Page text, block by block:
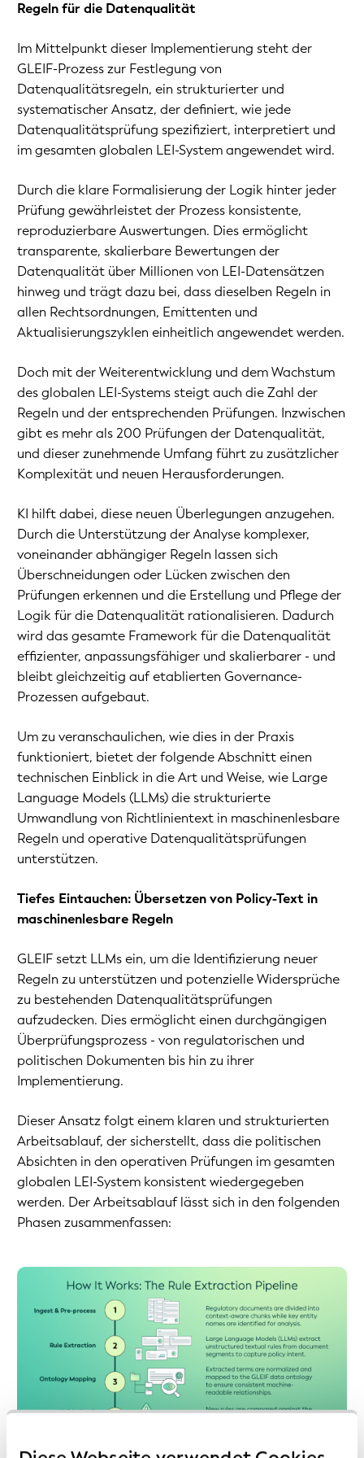
Regeln für die Datenqualität
Im Mittelpunkt dieser Implementierung steht der
GLEIF-Prozess zur Festlegung von
Datenqualitätsregeln, ein strukturierter und
systematischer Ansatz, der definiert, wie jede
Datenqualitätsprüfung spezifiziert, interpretiert und
im gesamten globalen LEI-System angewendet wird.
Durch die klare Formalisierung der Logik hinter jeder
Prüfung gewährleistet der Prozess konsistente,
reproduzierbare Auswertungen. Dies ermöglicht
transparente, skalierbare Bewertungen der
Datenqualität über Millionen von LEI-Datensätzen
hinweg und trägt dazu bei, dass dieselben Regeln in
allen Rechtsordnungen, Emittenten und
Aktualisierungszyklen einheitlich angewendet werden.
Doch mit der Weiterentwicklung und dem Wachstum
des globalen LEI-Systems steigt auch die Zahl der
Regeln und der entsprechenden Prüfungen. Inzwischen
gibt es mehr als 200 Prüfungen der Datenqualität,
und dieser zunehmende Umfang führt zu zusätzlicher
Komplexität und neuen Herausforderungen.
KI hilft dabei, diese neuen Überlegungen anzugehen.
Durch die Unterstützung der Analyse komplexer,
voneinander abhängiger Regeln lassen sich
Überschneidungen oder Lücken zwischen den
Prüfungen erkennen und die Erstellung und Pflege der
Logik für die Datenqualität rationalisieren. Dadurch
wird das gesamte Framework für die Datenqualität
effizienter, anpassungsfähiger und skalierbarer - und
bleibt gleichzeitig auf etablierten Governance-
Prozessen aufgebaut.
Um zu veranschaulichen, wie dies in der Praxis
funktioniert, bietet der folgende Abschnitt einen
technischen Einblick in die Art und Weise, wie Large
Language Models (LLMs) die strukturierte
Umwandlung von Richtlinientext in maschinenlesbare
Regeln und operative Datenqualitätsprüfungen
unterstützen.
Tiefes Eintauchen: Übersetzen von Policy-Text in
maschinenlesbare Regeln
GLEIF setzt LLMs ein, um die Identifizierung neuer
Regeln zu unterstützen und potenzielle Widersprüche
zu bestehenden Datenqualitätsprüfungen
aufzudecken. Dies ermöglicht einen durchgängigen
Überprüfungsprozess - von regulatorischen und
politischen Dokumenten bis hin zu ihrer
Implementierung.
Dieser Ansatz folgt einem klaren und strukturierten
Arbeitsablauf, der sicherstellt, dass die politischen
Absichten in den operativen Prüfungen im gesamten
globalen LEI-System konsistent wiedergegeben
werden. Der Arbeitsablauf lässt sich in den folgenden
Phasen zusammenfassen: